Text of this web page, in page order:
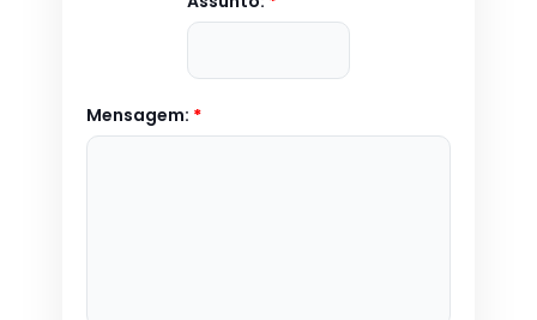
Mensagem: *